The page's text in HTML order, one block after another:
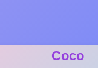
Coco